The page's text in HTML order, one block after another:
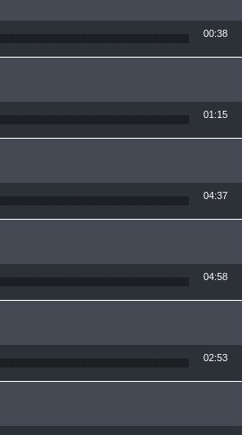
00:38
01:15
04:37
04:58
02:53